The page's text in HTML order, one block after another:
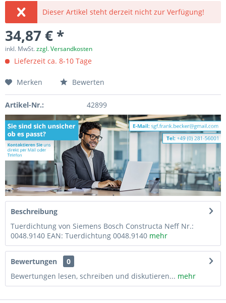
Dieser Artikel steht derzeit nicht zur Verfügung!
34,87 € *
inkl. MwSt.zzgl. Versandkosten
Lieferzeit ca. 8-10 Tage
Merken Bewerten
Artikel-Nr.: 42899
Beschreibung
Tuerdichtung von Siemens Bosch Constructa Neff Nr.:
0048.9140 EAN: Tuerdichtung 0048.9140 mehr
Bewertungen
0
Bewertungen lesen, schreiben und diskutieren... mehr